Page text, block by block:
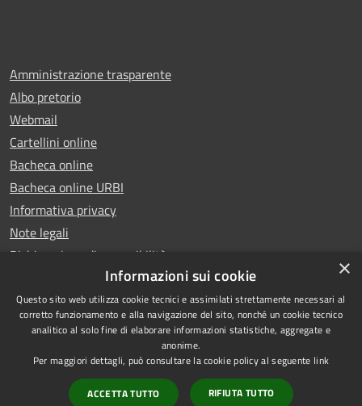
Amministrazione trasparente
Albo pretorio
Webmail
Cartellini online
Bacheca online
Bacheca online URBI
Informativa privacy
Note legali
Dichiarazione di accessibilità
RSS
Accessibilità
Copyright © 2025 Comune di
Ariano Irpino
Powered byMunicipium
×
Informazioni sui cookie
Questo sito web utilizza cookie tecnici e assimilati strettamente necessari al
corretto funzionamento e alla navigazione del sito, nonché un cookie tecnico
analitico al solo fine di elaborare informazioni statistiche, aggregate e
anonime.
Per maggiori dettagli, può consultare la cookie policy al seguente link
ACCETTA TUTTO RIFIUTA TUTTO